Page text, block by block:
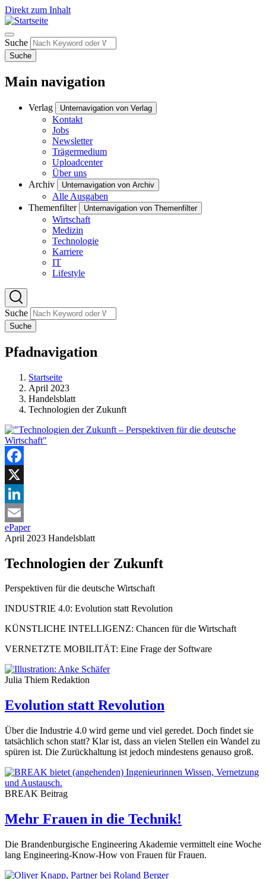
Direkt zum Inhalt
Suche
Suche
Main navigation
Verlag Unternavigation von Verlag
Kontakt
Jobs
Newsletter
Trägermedium
Uploadcenter
Über uns
Archiv
Unternavigation von Archiv
Alle Ausgaben
Themenfilter
Unternavigation von Themenfilter
Wirtschaft
Medizin
Technologie
Karriere
IT
Lifestyle
Suche
Suche
Pfadnavigation
Startseite
April 2023
Handelsblatt
Technologien der Zukunft
Facebook
X
LinkedIn
Email
ePaper
April 2023 Handelsblatt
Technologien der Zukunft
Perspektiven für die deutsche Wirtschaft
INDUSTRIE 4.0: Evolution statt Revolution
KÜNSTLICHE INTELLIGENZ: Chancen für die Wirtschaft
VERNETZTE MOBILITÄT: Eine Frage der Software
Julia Thiem Redaktion
Evolution statt Revolution
Über die Industrie 4.0 wird gerne und viel geredet. Doch findet sie
tatsächlich schon statt? Klar ist, dass an vielen Stellen ein Wandel zu
spüren ist. Die Zurückhaltung ist jedoch mindestens genauso groß.
BREAK Beitrag
Mehr Frauen in die Technik!
Die Brandenburgische Engineering Akademie vermittelt eine Woche
lang Engineering-Know-How von Frauen für Frauen.